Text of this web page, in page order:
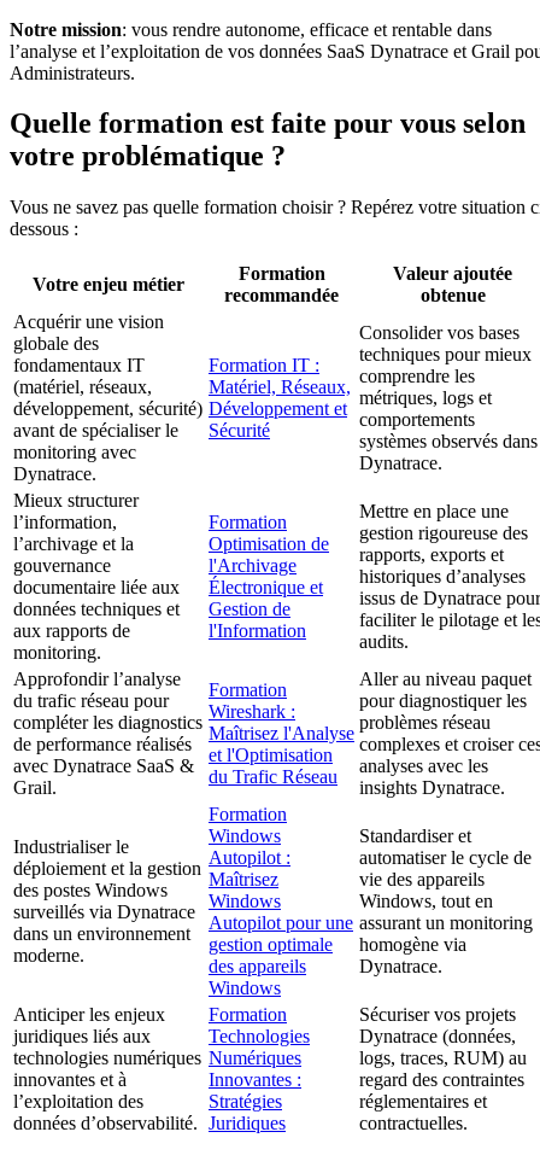
Notre mission: vous rendre autonome, efficace et rentable dans
l’analyse et l’exploitation de vos données SaaS Dynatrace et Grail
Administrateurs.
Quelle formation est faite pour vous selon
votre problématique ?
Vous ne savez pas quelle formation choisir ? Repérez votre situation
dessous :
Votre enjeu métier
Formation
recommandée
Valeur ajoutée
obtenue
Acquérir une vision
globale des
fondamentaux IT
(matériel, réseaux,
développement, sécurité)
avant de spécialiser le
monitoring avec
Dynatrace.
Formation IT :
Matériel, Réseaux,
Développement et
Sécurité
Consolider vos bases
techniques pour mieux
comprendre les
métriques, logs et
comportements
systèmes observés dans
Dynatrace.
Mieux structurer
l’information,
l’archivage et la
gouvernance
documentaire liée aux
données techniques et
aux rapports de
monitoring.
Formation
Optimisation de
l'Archivage
Électronique et
Gestion de
l'Information
Mettre en place une
gestion rigoureuse des
rapports, exports et
historiques d’analyses
issus de Dynatrace pour
faciliter le pilotage et
audits.
Approfondir l’analyse
du trafic réseau pour
compléter les diagnostics
de performance réalisés
avec Dynatrace SaaS &
Grail.
Formation
Wireshark :
Maîtrisez l'Analyse
et l'Optimisation
du Trafic Réseau
Aller au niveau paquet
pour diagnostiquer les
problèmes réseau
complexes et croiser
analyses avec les
insights Dynatrace.
Industrialiser le
déploiement et la gestion
des postes Windows
surveillés via Dynatrace
dans un environnement
moderne.
Formation
Windows
Autopilot :
Maîtrisez
Windows
Autopilot pour une
gestion optimale
des appareils
Windows
Standardiser et
automatiser le cycle de
vie des appareils
Windows, tout en
assurant un monitoring
homogène via
Dynatrace.
Anticiper les enjeux
juridiques liés aux
technologies numériques
innovantes et à
l’exploitation des
données d’observabilité.
Formation
Technologies
Numériques
Innovantes :
Stratégies
Juridiques
Sécuriser vos projets
Dynatrace (données,
logs, traces, RUM) au
regard des contraintes
réglementaires et
contractuelles.